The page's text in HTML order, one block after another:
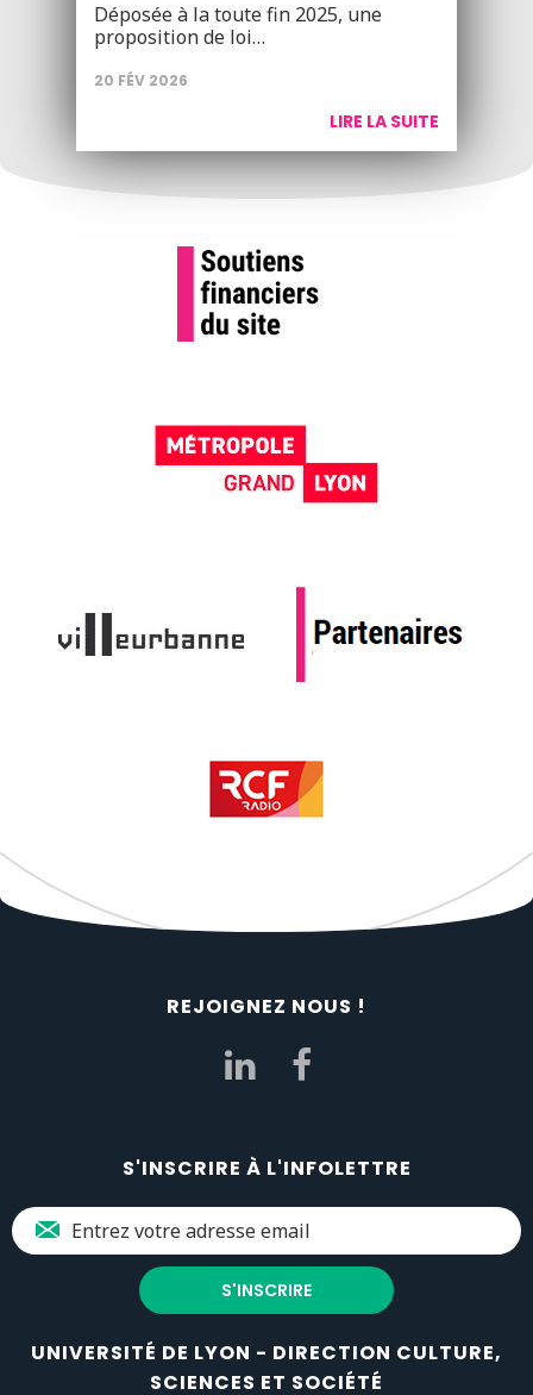
Déposée à la toute fin 2025, une
proposition de loi…
20 FÉV 2026
LIRE LA SUITE
REJOIGNEZ NOUS !
S'INSCRIRE À L'INFOLETTRE
UNIVERSITÉ DE LYON - DIRECTION CULTURE,
SCIENCES ET SOCIÉTÉ